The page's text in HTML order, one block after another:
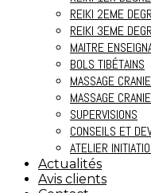
REIKI 2EME
REIKI 3EME
MAITRE
BOLS TIBÉTAINS
MASSAGE
MASSAGE
SUPERVISIONS
CONSEILS ET
ATELIER
Actualités
Avis clients